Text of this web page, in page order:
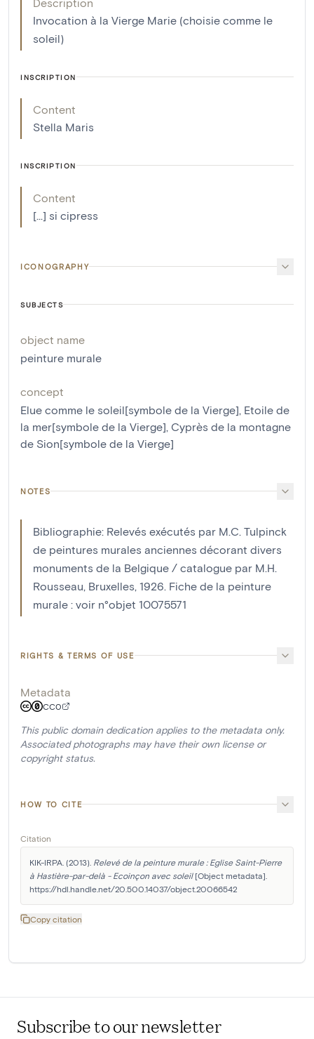
Invocation à la Vierge Marie (choisie comme le
soleil)
INSCRIPTION
Content
Stella Maris
INSCRIPTION
Content
[...] si cipress
ICONOGRAPHY
SUBJECTS
object name
peinture murale
concept
Elue comme le soleil[symbole de la Vierge], Etoile de
la mer[symbole de la Vierge], Cyprès de la montagne
de Sion[symbole de la Vierge]
NOTES
Bibliographie: Relevés exécutés par M.C. Tulpinck
de peintures murales anciennes décorant divers
monuments de la Belgique / catalogue par M.H.
Rousseau, Bruxelles, 1926. Fiche de la peinture
murale : voir n°objet 10075571
RIGHTS & TERMS OF USE
Metadata
CC0
This public domain dedication applies to the metadata only.
Associated photographs may have their own license or
copyright status.
HOW TO CITE
Citation
KIK-IRPA. (2013). Relevé de la peinture murale : Eglise Saint-Pierre
à Hastière-par-delà - Ecoinçon avec soleil [Object metadata].
https://hdl.handle.net/20.500.14037/object.20066542
Copy citation
Subscribe to our newsletter